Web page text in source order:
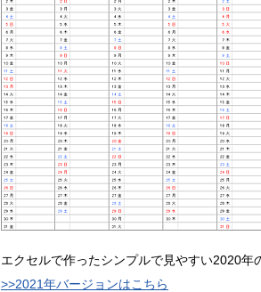
エクセルで作ったシンプルで見やすい2020年
>>2021年バージョンはこちら